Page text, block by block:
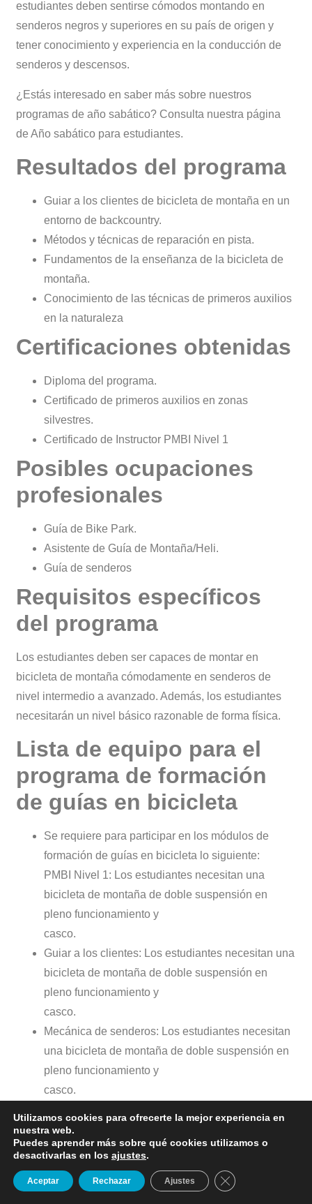
estudiantes deben sentirse cómodos montando en
senderos negros y superiores en su país de origen y
tener conocimiento y experiencia en la conducción de
senderos y descensos.
¿Estás interesado en saber más sobre nuestros
programas de año sabático? Consulta nuestra página
de Año sabático para estudiantes.
Resultados del programa
Guiar a los clientes de bicicleta de montaña en un
entorno de backcountry.
Métodos y técnicas de reparación en pista.
Fundamentos de la enseñanza de la bicicleta de
montaña.
Conocimiento de las técnicas de primeros auxilios
en la naturaleza
Certificaciones obtenidas
Diploma del programa.
Certificado de primeros auxilios en zonas
silvestres.
Certificado de Instructor PMBI Nivel 1
Posibles ocupaciones
profesionales
Guía de Bike Park.
Asistente de Guía de Montaña/Heli.
Guía de senderos
Requisitos específicos
del programa
Los estudiantes deben ser capaces de montar en
bicicleta de montaña cómodamente en senderos de
nivel intermedio a avanzado. Además, los estudiantes
necesitarán un nivel básico razonable de forma física.
Lista de equipo para el
programa de formación
de guías en bicicleta
Se requiere para participar en los módulos de
formación de guías en bicicleta lo siguiente:
PMBI Nivel 1: Los estudiantes necesitan una
bicicleta de montaña de doble suspensión en
pleno funcionamiento y
casco.
Guiar a los clientes: Los estudiantes necesitan una
bicicleta de montaña de doble suspensión en
pleno funcionamiento y
casco.
Mecánica de senderos: Los estudiantes necesitan
una bicicleta de montaña de doble suspensión en
pleno funcionamiento y
casco.
Gastos de viaje
Este programa puede incurrir en gastos de viaje a cargo
del estudiante. Incluye, pero no es exclusivo de: viajes
nocturnos, equipo especial, transporte u otras
Utilizamos cookies para ofrecerte la mejor experiencia en
nuestra web.
Puedes aprender más sobre qué cookies utilizamos o
desactivarlas en los ajustes.
Aceptar Rechazar Ajustes Cerrar el banner